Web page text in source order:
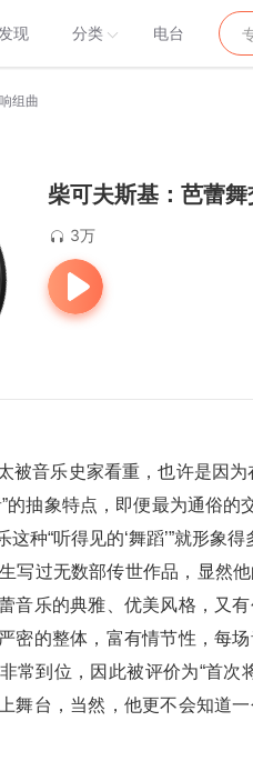
发现 分类 电台
组曲
柴可夫斯基：芭蕾舞
3万
被音乐史家看重，也许是因为
的抽象特点，即便最为通俗
种“听得见的‘舞蹈’”就形象
过无数部传世作品，显然他
音乐的典雅、优美风格，又
密的整体，富有情节性，每
常到位，因此被评价为“首
舞台，当然，他更不会知道